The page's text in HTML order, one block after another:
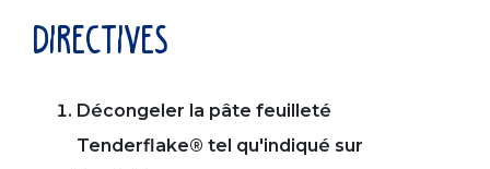
directives
Décongeler la pâte feuilleté
Tenderflake® tel qu'indiqué sur